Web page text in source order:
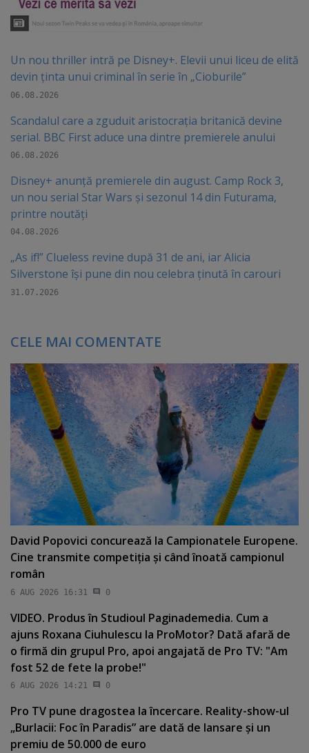
Un nou thriller intră pe Disney+. Elevii unui liceu de elită
devin ținta unui criminal în serie în „Cioburile”
06.08.2026
Scandalul care a zguduit aristocrația britanică devine
serial. BBC First aduce una dintre premierele anului
06.08.2026
Disney+ anunță premierele din august. Camp Rock 3,
un nou serial Star Wars și sezonul 14 din Futurama,
printre noutăți
04.08.2026
„As if!” Clueless revine după 31 de ani, iar Alicia
Silverstone își pune din nou celebra ținută în carouri
31.07.2026
CELE MAI COMENTATE
David Popovici concurează la Campionatele Europene.
Cine transmite competiţia şi când înoată campionul
român
6 AUG 2026 16:31 0
VIDEO. Produs în Studioul Paginademedia. Cum a
ajuns Roxana Ciuhulescu la ProMotor? Dată afară de
o firmă din grupul Pro, apoi angajată de Pro TV: "Am
fost 52 de fete la probe!"
6 AUG 2026 14:21 0
Pro TV pune dragostea la încercare. Reality-show-ul
„Burlacii: Foc în Paradis” are dată de lansare şi un
premiu de 50.000 de euro